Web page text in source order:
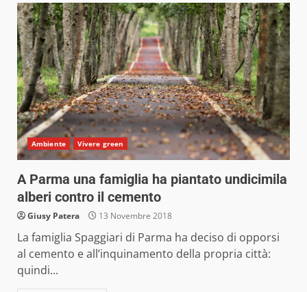
Ambiente Vivere green
A Parma una famiglia ha piantato undicimila
alberi contro il cemento
Giusy Patera 13 Novembre 2018
La famiglia Spaggiari di Parma ha deciso di opporsi
al cemento e all’inquinamento della propria città:
quindi...